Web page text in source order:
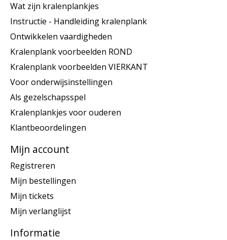
Wat zijn kralenplankjes
Instructie - Handleiding kralenplank
Ontwikkelen vaardigheden
Kralenplank voorbeelden ROND
Kralenplank voorbeelden VIERKANT
Voor onderwijsinstellingen
Als gezelschapsspel
Kralenplankjes voor ouderen
Klantbeoordelingen
Mijn account
Registreren
Mijn bestellingen
Mijn tickets
Mijn verlanglijst
Informatie